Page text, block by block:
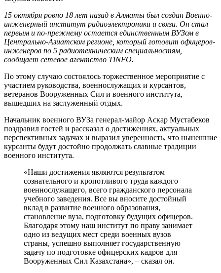
15 октября ровно 18 лет назад в Алматы был создан Военно-
инженерный институт радиоэлектроники и связи. Он стал
первым и по-прежнему остается единственным ВУЗом в
Центрально-Азиатском регионе, который готовит офицеров-
инженеров по 5 радиотехническим специальностям,
сообщает сетевое агентство TINFO.
По этому случаю состоялось торжественное мероприятие с
участием руководства, военнослужащих и курсантов,
ветеранов Вооруженных Сил и военного института,
вышедших на заслуженный отдых.
Начальник военного ВУЗа генерал-майор Аскар Мустабеков
поздравил гостей и рассказал о достижениях, актуальных
перспективных задачах и выразил уверенность, что нынешние
курсанты будут достойно продолжать славные традиции
военного института.
«Наши достижения являются результатом
сознательного и кропотливого труда каждого
военнослужащего, всего гражданского персонала
учебного заведения. Все вы вносите достойный
вклад в развитие военного образования,
становление вуза, подготовку будущих офицеров.
Благодаря этому наш институт по праву занимает
одно из ведущих мест среди военных вузов
страны, успешно выполняет государственную
задачу по подготовке офицерских кадров для
Вооруженных Сил Казахстана», – сказал он.